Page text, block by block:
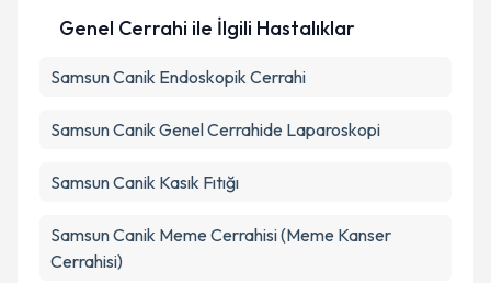
Genel Cerrahi ile İlgili Hastalıklar
Samsun Canik Endoskopik Cerrahi
Samsun Canik Genel Cerrahide Laparoskopi
Samsun Canik Kasık Fıtığı
Samsun Canik Meme Cerrahisi (Meme Kanser
Cerrahisi)